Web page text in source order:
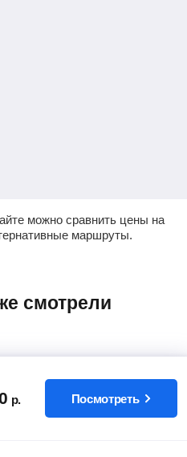
можно сравнить цены на
маршруты.
р. Посмотреть